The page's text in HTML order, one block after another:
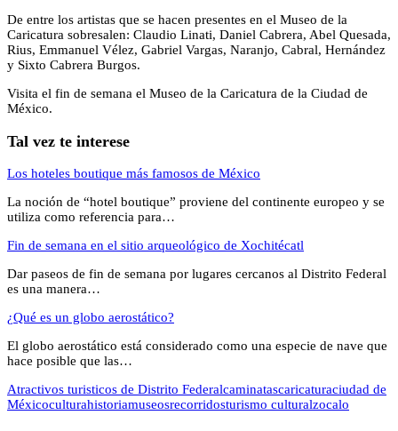
De entre los artistas que se hacen presentes en el Museo de la
Caricatura sobresalen: Claudio Linati, Daniel Cabrera, Abel Quesada,
Rius, Emmanuel Vélez, Gabriel Vargas, Naranjo, Cabral, Hernández
y Sixto Cabrera Burgos.
Visita el fin de semana el Museo de la Caricatura de la Ciudad de
México.
Tal vez te interese
Los hoteles boutique más famosos de México
La noción de “hotel boutique” proviene del continente europeo y se
utiliza como referencia para…
Fin de semana en el sitio arqueológico de Xochitécatl
Dar paseos de fin de semana por lugares cercanos al Distrito Federal
es una manera…
¿Qué es un globo aerostático?
El globo aerostático está considerado como una especie de nave que
hace posible que las…
Atractivos turisticos de Distrito Federalcaminatascaricaturaciudad de
Méxicoculturahistoriamuseosrecorridosturismo culturalzocalo